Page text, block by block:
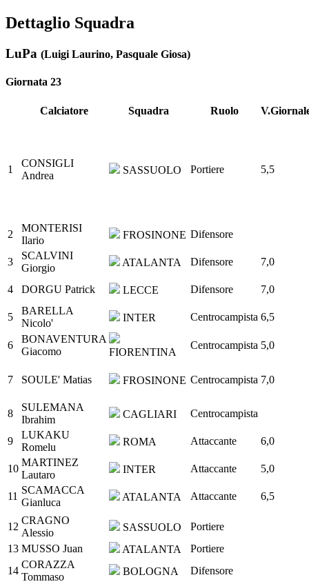
Dettaglio Squadra
LuPa (Luigi Laurino, Pasquale Giosa)
Giornata 23
Calciatore Squadra Ruolo
1
CONSIGLI
Andrea
SASSUOLO Portiere 5,5
2
MONTERISI
Ilario
FROSINONE Difensore
3
SCALVINI
Giorgio
ATALANTA Difensore 7,0
4 DORGU Patrick LECCE Difensore 7,0
5
BARELLA
Nicolo'
INTER Centrocampista 6,5
6
BONAVENTURA
Giacomo
FIORENTINA
Centrocampista 5,0
7 SOULE' Matias FROSINONE Centrocampista 7,0
8
SULEMANA
Ibrahim
CAGLIARI Centrocampista
9
LUKAKU
Romelu
ROMA Attaccante 6,0
10
MARTINEZ
Lautaro
INTER Attaccante 5,0
11
SCAMACCA
Gianluca
ATALANTA Attaccante 6,5
12
CRAGNO
Alessio
SASSUOLO
Portiere
13 MUSSO Juan ATALANTA
Portiere
14
CORAZZA
Tommaso
BOLOGNA Difensore